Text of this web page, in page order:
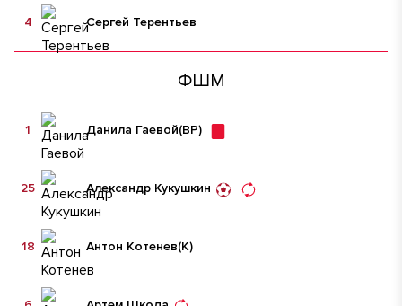
Сергей Терентьев
4
ФШМ
Данила Гаевой(ВР)
1
Александр Кукушкин
25
Антон Котенев(К)
18